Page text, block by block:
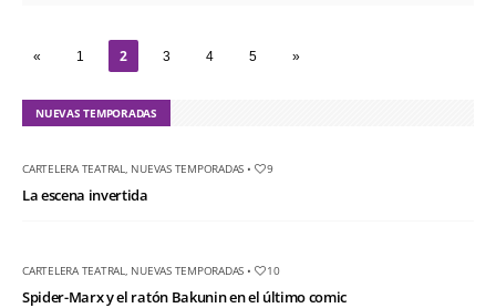
« 1 2 3 4 5 »
NUEVAS TEMPORADAS
CARTELERA TEATRAL NUEVAS TEMPORADAS • 9
La escena invertida
CARTELERA TEATRAL NUEVAS TEMPORADAS • 10
Spider-Marx y el ratón Bakunin en el último comic